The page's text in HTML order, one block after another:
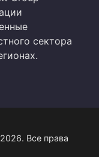
сектора
Все права